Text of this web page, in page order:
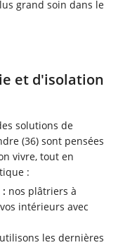
grand soin dans le
et d'isolation
solutions de
(36) sont pensées
vivre, tout en
:
nos plâtriers à
intérieurs avec
les dernières